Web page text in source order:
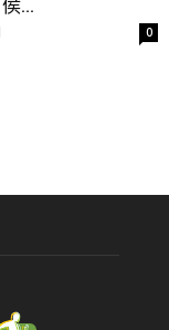
...
0